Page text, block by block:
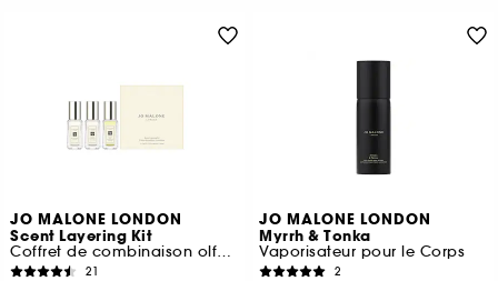
JO MALONE LONDON
Scent Layering Kit
Coffret de combinaison olfactive
21
JO MALONE LONDON
Myrrh & Tonka
Vaporisateur pour le Corps
2